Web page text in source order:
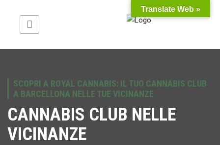
SCOPRI A ROYAL CANNABIS: IL TUO CANNABIS CLUB
A BARCELLONA NELLE TUE VICINANZE
CANNABIS CLUB NELLE
VICINANZE
Translate Web »